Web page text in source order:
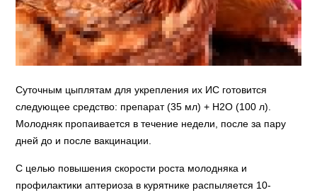
Суточным цыплятам для укрепления их ИС готовится
следующее средство: препарат (35 мл) + Н2О (100 л).
Молодняк пропаивается в течение недели, после за пару
дней до и после вакцинации.
С целью повышения скорости роста молодняка и
профилактики аптериоза в курятнике распыляется 10-